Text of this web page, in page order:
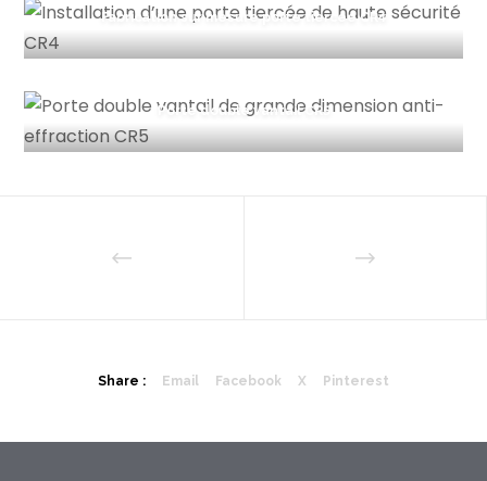
Fabrication sur mesure porte tiercée CR4
Porte double vantail CR5
Share : Email Facebook X Pinterest